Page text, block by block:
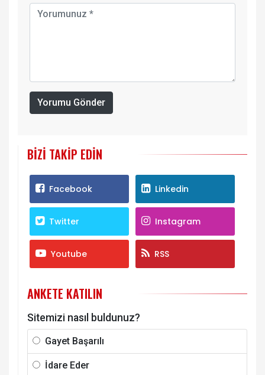
Yorumu Gönder
BIZI TAKIP EDIN
Facebook Linkedin
Twitter Instagram
Youtube RSS
ANKETE KATILIN
Sitemizi nasıl buldunuz?
Gayet Başarılı
İdare Eder